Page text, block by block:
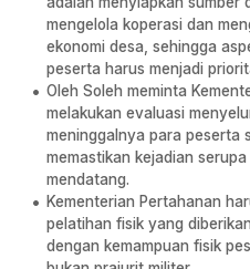
mengelola koperasi dan
ekonomi desa, sehingga
peserta harus menjadi
Oleh Soleh meminta
melakukan evaluasi
meninggalnya para peserta
memastikan kejadian
mendatang.
Kementerian Pertahanan
pelatihan fisik yang
dengan kemampuan fisik